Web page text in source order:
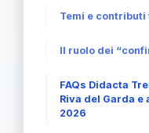
Temi e
Il ruolo dei
FAQs Didacta
Riva del Garda e
2026